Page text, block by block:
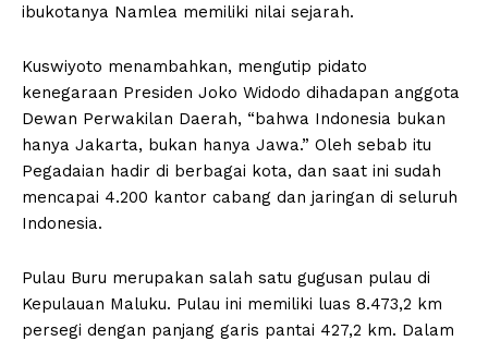
ibukotanya Namlea memiliki nilai sejarah.
Kuswiyoto menambahkan, mengutip pidato
kenegaraan Presiden Joko Widodo dihadapan anggota
Dewan Perwakilan Daerah, “bahwa Indonesia bukan
hanya Jakarta, bukan hanya Jawa.” Oleh sebab itu
Pegadaian hadir di berbagai kota, dan saat ini sudah
mencapai 4.200 kantor cabang dan jaringan di seluruh
Indonesia.
Pulau Buru merupakan salah satu gugusan pulau di
Kepulauan Maluku. Pulau ini memiliki luas 8.473,2 km
persegi dengan panjang garis pantai 427,2 km. Dalam